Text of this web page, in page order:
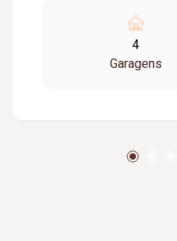
4
Garagens